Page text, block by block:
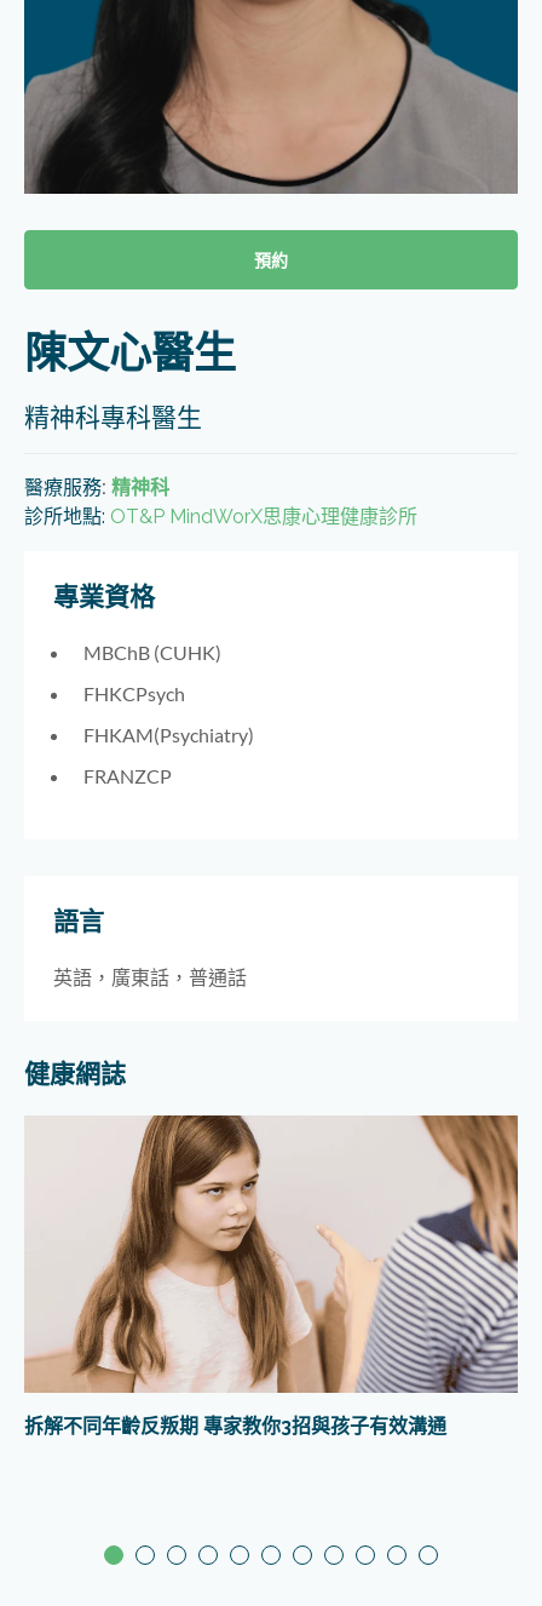
預約
陳文心醫生
精神科專科醫生
醫療服務: 精神科
診所地點: OT&P MindWorX思康心理健康診所
專業資格
MBChB (CUHK)
FHKCPsych
FHKAM(Psychiatry)
FRANZCP
語言
英語，廣東話，普通話
健康網誌
拆解不同年齡反叛期 專家教你3招與孩子有效溝通